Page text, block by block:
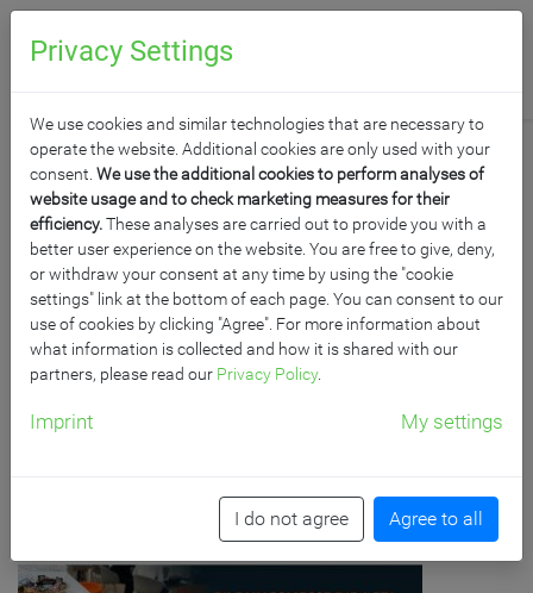
Aktuelles
01.06.2022
Besuchen Sie uns auf der didacta
in Köln!
Messestand Halle 8.1 | Stand B010
07. – 11.06.2022 wir freuen uns auf Sie!
Privacy Settings
We use cookies and similar technologies that are necessary to
operate the website. Additional cookies are only used with your
consent. We use the additional cookies to perform analyses of
website usage and to check marketing measures for their
efficiency.These analyses are carried out to provide you with a
better user experience on the website. You are free to give, deny,
or withdraw your consent at any time by using the "cookie
settings" link at the bottom of each page. You can consent to our
use of cookies by clicking "Agree". For more information about
what information is collected and how it is shared with our
partners, please read our Privacy Policy.
Imprint My settings
I do not agree Agree to all